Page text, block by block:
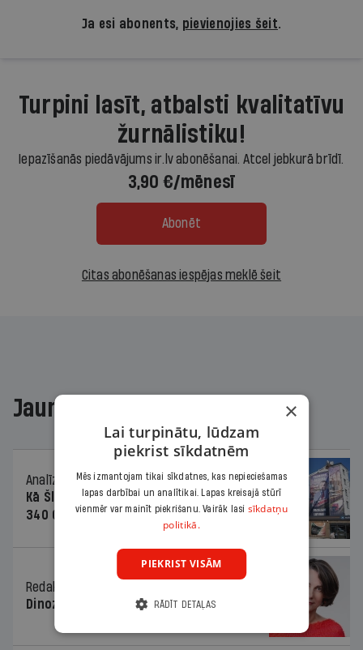
Ja esi abonents, pievienojies šeit.
Turpini lasīt, atbalsti kvalitatīvu
žurnālistiku!
Iepazīšanās piedāvājums ir.lv abonēšanai. Atcel jebkurā brīdī.
3,90 €/mēnesī
Abonēt
Citas abonēšanas iespējas meklē šeit
Jaunākajā žurnālā
Analīze
06.08.2026.
Kā Šlesera partija palika nesodīta par
340 000 vērtu reklāmas kampaņu
Redaktores sleja
Dinozaura triks
×
Lai turpinātu, lūdzam
piekrist sīkdatnēm
Mēs izmantojam tikai sīkdatnes, kas nepieciešamas
lapas darbībai un analītikai. Lapas kreisajā stūrī
vienmēr var mainīt piekrišanu. Vairāk lasi sīkdatņu
politikā.
PIEKRIST VISĀM
RĀDĪT DETAĻAS